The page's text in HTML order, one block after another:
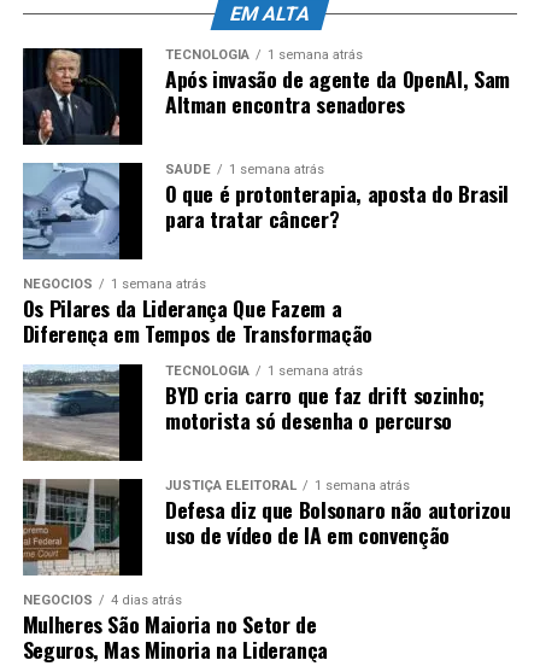
EM ALTA
TECNOLOGIA 1 semana atrás
Após invasão de agente da OpenAI, Sam
Altman encontra senadores
SAÚDE 1 semana atrás
O que é protonterapia, aposta do Brasil
para tratar câncer?
NEGÓCIOS 1 semana atrás
Os Pilares da Liderança Que Fazem a
Diferença em Tempos de Transformação
TECNOLOGIA 1 semana atrás
BYD cria carro que faz drift sozinho;
motorista só desenha o percurso
JUSTIÇA ELEITORAL 1 semana atrás
Defesa diz que Bolsonaro não autorizou
uso de vídeo de IA em convenção
NEGÓCIOS 4 dias atrás
Mulheres São Maioria no Setor de
Seguros, Mas Minoria na Liderança